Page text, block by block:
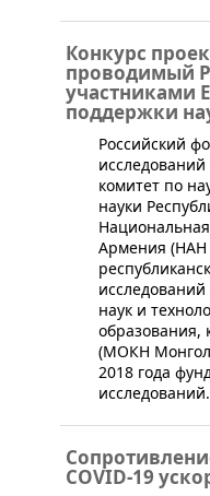
Конкурс
проводимый
участниками
поддержки
​Российский
комитет по
науки
Армения (НАН
наук и
образования,
(МОКН
2018 года
исследований.
COVID-19